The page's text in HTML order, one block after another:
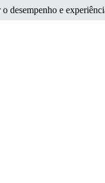
desempenho e